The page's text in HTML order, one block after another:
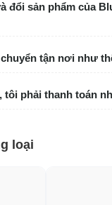
đổi sản phẩm của
tận nơi như
tôi phải thanh toán
loại